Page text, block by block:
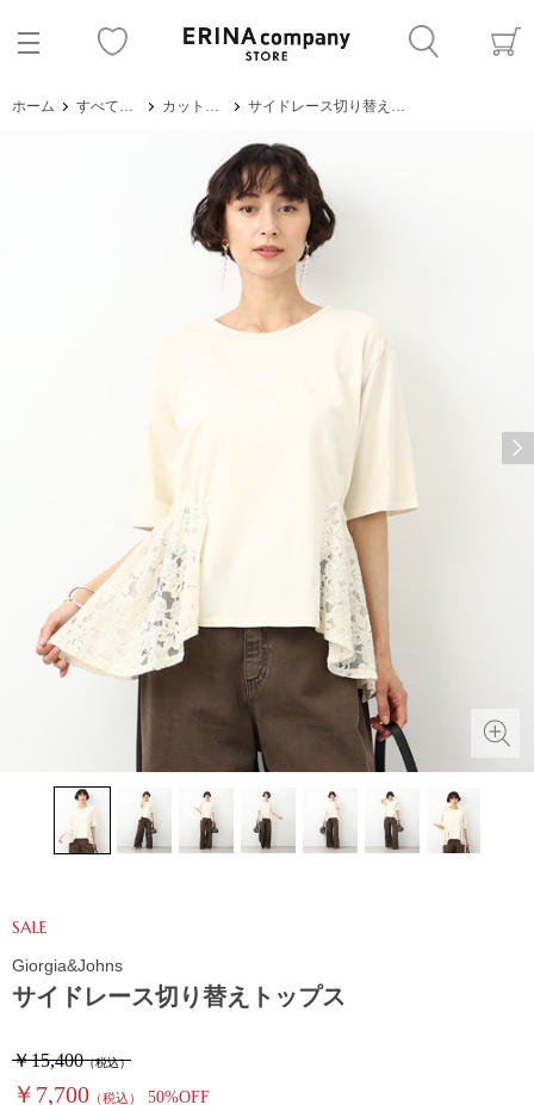
ホーム すべてのアイテム カットソー・Tシャツ サイドレース切り替えトップス
サイドレース切り替えトップス
SALE
￥15,400（税込）
￥7,700 （税込） 50%OFF
Giorgia&Johns